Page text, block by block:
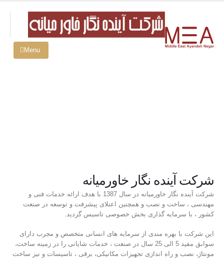
شرکت آینده نگار خاورمیانه
شرکت آینده ­نگار خاورمیانه در سال 1387 با هدف ارائه خدمات فنی و
مهندسی ، ساخت و نصب و همچنین اعتلای پیشرفت و توسعه در صنعت
کشور ، با سرمایه ­گذاری بخش خصوصی تاسیس گردید.
این شرکت با بهره ­مندی از سرمایه­ های انسانی متخصص و مجرب دارای
سوابق مفید 5 الی 25 سال در صنعت ، خدمات شایانی را در زمینه ساخت،
مونتاژ، نصب و راه­ اندازی تجهیزات مکانیکی، برقی ، تاسیسات و نیز ساخت